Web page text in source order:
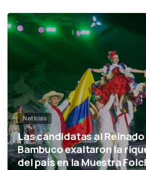
Noticias
Las candidatas al
Bambuco exaltaron la
del país en la Muestra